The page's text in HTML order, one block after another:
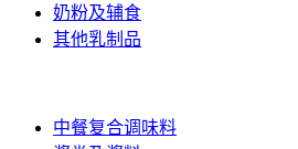
奶粉及辅食
其他乳制品
中餐复合调味料